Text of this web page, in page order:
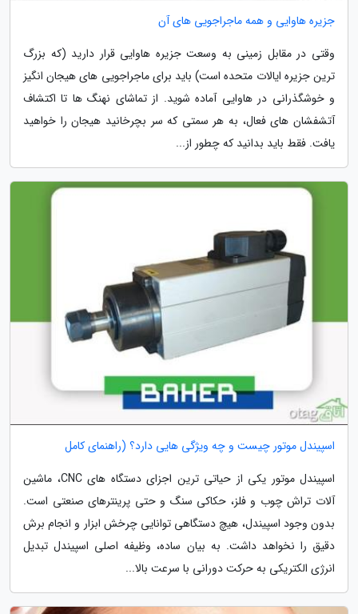
جزیره هاوایی و همه ماجراجویی های آن
وقتی در مقابل زمینی به وسعت جزیره هاوایی قرار دارید (که بزرگ
ترین جزیره ایالات متحده است) باید برای ماجراجویی های هیجان انگیز
و خوشگذرانی در هاوایی آماده شوید. از تماشای نهنگ ها تا اکتشاف
آتشفشان های فعال، به هر سمتی که سر بچرخانید هیجان را خواهید
یافت. فقط باید بدانید که چطور از...
اسپیندل موتور چیست و چه ویژگی هایی دارد؟ (راهنمای کامل
اسپیندل موتور یکی از حیاتی ترین اجزای دستگاه های CNC، ماشین
آلات تراش چوب و فلز، حکاکی سنگ و حتی پرینترهای صنعتی است.
بدون وجود اسپیندل، هیچ دستگاهی توانایی چرخش ابزار و انجام برش
دقیق را نخواهد داشت. به بیان ساده، وظیفه اصلی اسپیندل تبدیل
انرژی الکتریکی به حرکت دورانی با سرعت بالا...